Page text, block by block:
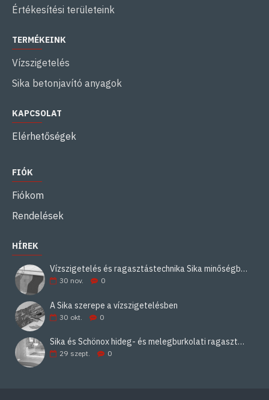
Értékesítési területeink
TERMÉKEINK
Vízszigetelés
Sika betonjavító anyagok
KAPCSOLAT
Elérhetőségek
FIÓK
Fiókom
Rendelések
HÍREK
Vízszigetelés és ragasztástechnika Sika minőségben
30 nov. 0
A Sika szerepe a vízszigetelésben
30 okt. 0
Sika és Schönox hideg- és melegburkolati ragasztási rendszerek
29 szept. 0